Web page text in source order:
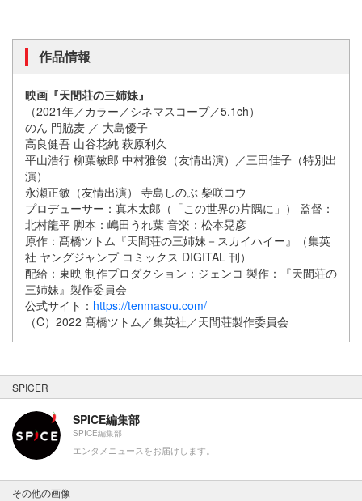
作品情報
映画『天間荘の三姉妹』
（2021年／カラー／シネマスコープ／5.1ch）
のん 門脇麦 ／ 大島優子
高良健吾 山谷花純 萩原利久
平山浩行 柳葉敏郎 中村雅俊（友情出演）／三田佳子（特別出
演）
永瀬正敏（友情出演） 寺島しのぶ 柴咲コウ
プロデューサー：真木太郎（「この世界の片隅に」） 監督：
北村龍平 脚本：嶋田うれ葉 音楽：松本晃彦
原作：髙橋ツトム『天間荘の三姉妹－スカイハイー』（集英
社 ヤングジャンプ コミックス DIGITAL 刊）
配給：東映 制作プロダクション：ジェンコ 製作：『天間荘の
三姉妹』製作委員会
公式サイト： https://tenmasou.com/
（C）2022 髙橋ツトム／集英社／天間荘製作委員会
SPICER
SPICE編集部
SPICE編集部
エンタメニュースをお届けします。
その他の画像